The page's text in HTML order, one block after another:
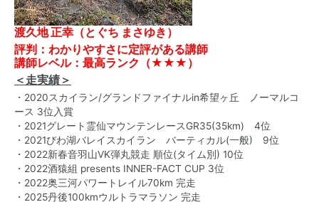
渡久地 正幸（とぐち まさゆき）
評判：わかりやすさに定評がある講師
講師レベル：最高ランク（★★★）
＜走実績＞
・2020スカイラン/グランドファイナルin希望ヶ丘 ノーマルコ
ース 3位入賞
・2021グレート霊仙マウンテンレースGR35(35km) 4位
・2021びわ湖バレイスカイラン バーティカル(一般) 9位
・2022新春音羽山VK弾丸競走 順位(タイム別) 10位
・2022酒猿組 presents INNER-FACT CUP 3位
・2022奥三河パワートレイル70km 完走
・2025丹後100kmウルトラマラソン 完走